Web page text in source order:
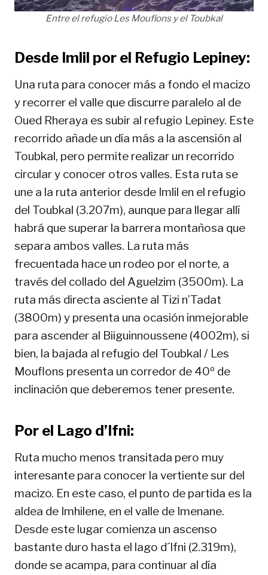
Entre el refugio Les Mouflons y el Toubkal
Desde Imlil por el Refugio Lepiney:
Una ruta para conocer más a fondo el macizo
y recorrer el valle que discurre paralelo al de
Oued Rheraya es subir al refugio Lepiney. Este
recorrido añade un día más a la ascensión al
Toubkal, pero permite realizar un recorrido
circular y conocer otros valles. Esta ruta se
une a la ruta anterior desde Imlil en el refugio
del Toubkal (3.207m), aunque para llegar allí
habrá que superar la barrera montañosa que
separa ambos valles. La ruta más
frecuentada hace un rodeo por el norte, a
través del collado del Aguelzim (3500m). La
ruta más directa asciente al Tizi n’Tadat
(3800m) y presenta una ocasión inmejorable
para ascender al Biiguinnoussene (4002m), si
bien, la bajada al refugio del Toubkal / Les
Mouflons presenta un corredor de 40º de
inclinación que deberemos tener presente.
Por el Lago d’Ifni:
Ruta mucho menos transitada pero muy
interesante para conocer la vertiente sur del
macizo. En este caso, el punto de partida es la
aldea de Imhilene, en el valle de Imenane.
Desde este lugar comienza un ascenso
bastante duro hasta el lago d´Ifni (2.319m),
donde se acampa, para continuar al día